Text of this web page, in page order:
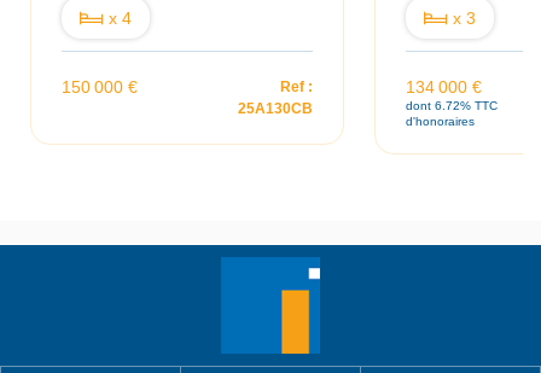
x 4
150 000 €
Ref :
25A130CB
x 3
134 000 €
dont 6.72% TTC
d'honoraires